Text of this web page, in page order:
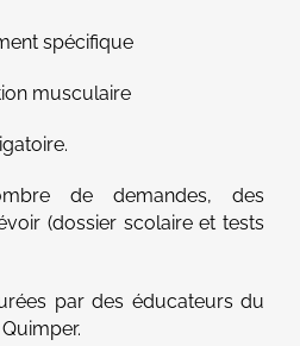
spécifique
musculaire
de demandes, des
(dossier scolaire et tests
par des éducateurs du